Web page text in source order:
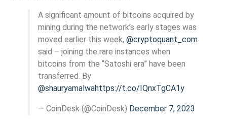
A significant amount of bitcoins acquired by
mining during the network’s early stages was
moved earlier this week, @cryptoquant_com
said – joining the rare instances when
bitcoins from the “Satoshi era” have been
transferred. By
@shauryamalwahttps://t.co/IQnxTgCA1y
— CoinDesk (@CoinDesk) December 7, 2023